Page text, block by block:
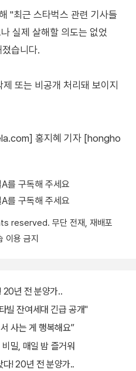
"최근 스타벅스 관련 기사들
실제 살해할 의도는 없었
습니다.
또는 비공개 처리돼 보이지
홍지혜 기자 [hongho
를 구독해 주세요
를 구독해 주세요
reserved. 무단 전재, 재배포
이용 금지